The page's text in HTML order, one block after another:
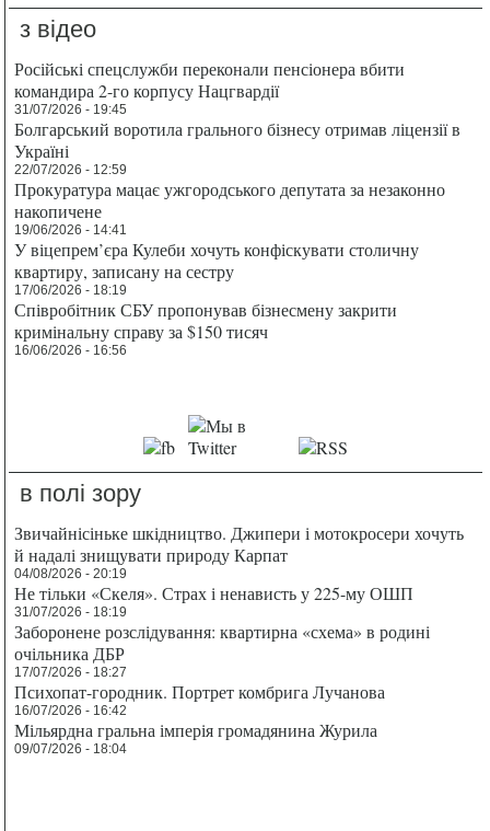
з відео
Російські спецслужби переконали пенсіонера вбити
командира 2-го корпусу Нацгвардії
31/07/2026 - 19:45
Болгарський воротила грального бізнесу отримав ліцензії в
Україні
22/07/2026 - 12:59
Прокуратура мацає ужгородського депутата за незаконно
накопичене
19/06/2026 - 14:41
У віцепрем’єра Кулеби хочуть конфіскувати столичну
квартиру, записану на сестру
17/06/2026 - 18:19
Співробітник СБУ пропонував бізнесмену закрити
кримінальну справу за $150 тисяч
16/06/2026 - 16:56
в полі зору
Звичайнісіньке шкідництво. Джипери і мотокросери хочуть
й надалі знищувати природу Карпат
04/08/2026 - 20:19
Не тільки «Скеля». Страх і ненависть у 225-му ОШП
31/07/2026 - 18:19
Заборонене розслідування: квартирна «схема» в родині
очільника ДБР
17/07/2026 - 18:27
Психопат-городник. Портрет комбрига Лучанова
16/07/2026 - 16:42
Мільярдна гральна імперія громадянина Журила
09/07/2026 - 18:04